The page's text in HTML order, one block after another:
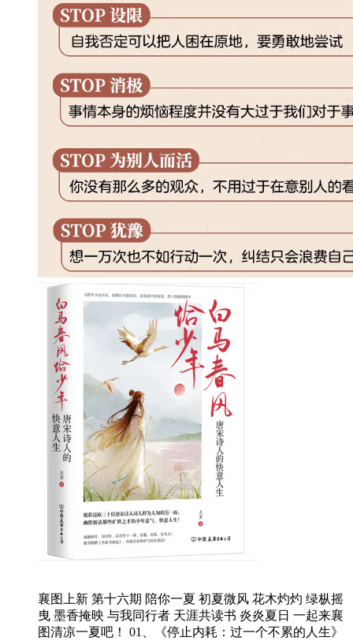
襄图上新 第十六期 陪你一夏 初夏微风 花木灼灼 绿枞摇
曳 墨香掩映 与我同行者 天涯共读书 炎炎夏日 一起来襄
图清凉一夏吧！ 01、《停止内耗：过一个不累的人生》